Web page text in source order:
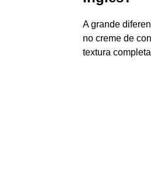
A grande
no creme de
textura